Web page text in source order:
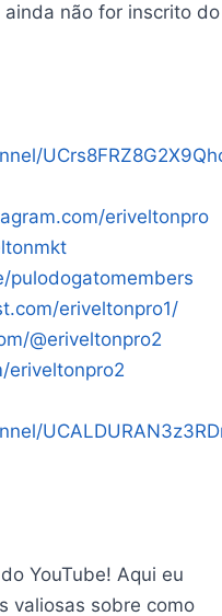
não for inscrito do
eriveltonpro
pulodogatomembers
eriveltonpro1/
@eriveltonpro2
eriveltonpro2
YouTube! Aqui eu
valiosas sobre como